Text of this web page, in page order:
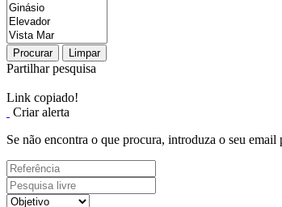
Procurar Limpar
Partilhar pesquisa
Link copiado!
Criar alerta
Se não encontra o que procura, introduza o seu